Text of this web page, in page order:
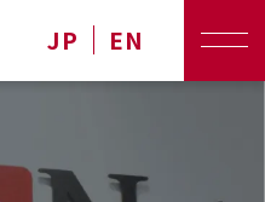
JP EN